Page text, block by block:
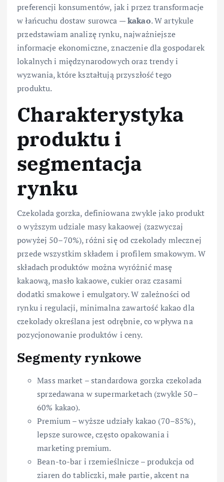
preferencji konsumentów, jak i przez transformacje
w łańcuchu dostaw surowca —kakao. W artykule
przedstawiam analizę rynku, najważniejsze
informacje ekonomiczne, znaczenie dla gospodarek
lokalnych i międzynarodowych oraz trendy i
wyzwania, które kształtują przyszłość tego
produktu.
Charakterystyka
produktu i
segmentacja
rynku
Czekolada gorzka, definiowana zwykle jako produkt
o wyższym udziale masy kakaowej (zazwyczaj
powyżej 50–70%), różni się od czekolady mlecznej
przede wszystkim składem i profilem smakowym. W
składach produktów można wyróżnić masę
kakaową, masło kakaowe, cukier oraz czasami
dodatki smakowe i emulgatory. W zależności od
rynku i regulacji, minimalna zawartość kakao dla
czekolady określana jest odrębnie, co wpływa na
pozycjonowanie produktów i ceny.
Segmenty rynkowe
Mass market – standardowa gorzka czekolada
sprzedawana w supermarketach (zwykle 50–
60% kakao).
Premium – wyższe udziały kakao (70–85%),
lepsze surowce, często opakowania i
marketing premium.
Bean-to-bar i rzemieślnicze – produkcja od
ziaren do tabliczki, małe partie, akcent na